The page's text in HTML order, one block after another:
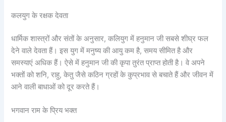
कलयुग के रक्षक देवता
धार्मिक शास्त्रों और संतों के अनुसार, कलियुग में हनुमान जी सबसे शीघ्र फल
देने वाले देवता हैं। इस युग में मनुष्य की आयु कम है, समय सीमित है और
समस्याएं अधिक हैं। ऐसे में हनुमान जी की कृपा तुरंत प्राप्त होती है। वे अपने
भक्तों को शनि, राहु, केतु जैसे कठिन ग्रहों के कुप्रभाव से बचाते हैं और जीवन में
आने वाली बाधाओं को दूर करते हैं।
भगवान राम के प्रिय भक्त